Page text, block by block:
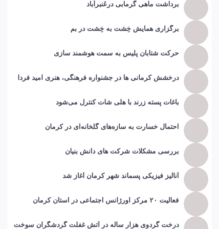
برداشت ماهی گرمابی درعَنبرآباد
برگزاری همایش خِشت به خِشت در بم
حرکت شتابان پلیس به سمت هوشمند سازی
درخشش کرمانی ها در جشنواره فرهنگی، هنری امید فردا
باغات پسته زرند با هلی شات کنترل می‌شود
احتمال خسارت به ساز‌ه‌های گلخانه‌ای در کرمان
بررسی مشکلات شرکت های دانش بنیان
آنالیز فیزیکی پسماند شهر کرمان آغاز شد
فعالیت ۲۰ مرکز اورژانس اجتماعی در استان کرمان
درخت گردوی هزار ساله در آتش غفلت گردشگران سوخت